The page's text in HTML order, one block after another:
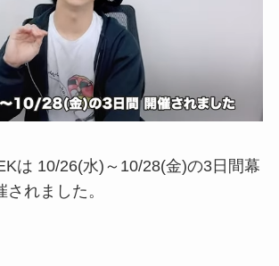
は 10/26(水) ～ 10/28(金)の3日間幕
さ れました。